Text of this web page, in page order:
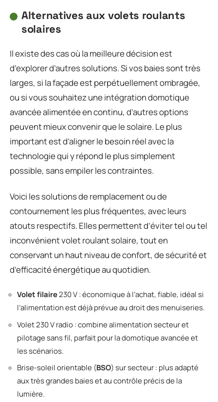
Alternatives aux volets roulants
solaires
Il existe des cas où la meilleure décision est
d’explorer d’autres solutions. Si vos baies sont très
larges, si la façade est perpétuellement ombragée,
ou si vous souhaitez une intégration domotique
avancée alimentée en continu, d’autres options
peuvent mieux convenir que le solaire. Le plus
important est d’aligner le besoin réel avec la
technologie qui y répond le plus simplement
possible, sans empiler les contraintes.
Voici les solutions de remplacement ou de
contournement les plus fréquentes, avec leurs
atouts respectifs. Elles permettent d’éviter tel ou tel
inconvénient volet roulant solaire, tout en
conservant un haut niveau de confort, de sécurité et
d’efficacité énergétique au quotidien.
Volet filaire230 V : économique à l’achat, fiable, idéal si
l’alimentation est déjà prévue au droit des menuiseries.
Volet 230 V radio : combine alimentation secteur et
pilotage sans fil, parfait pour la domotique avancée et
les scénarios.
Brise-soleil orientable (BSO) sur secteur : plus adapté
aux très grandes baies et au contrôle précis de la
lumière.